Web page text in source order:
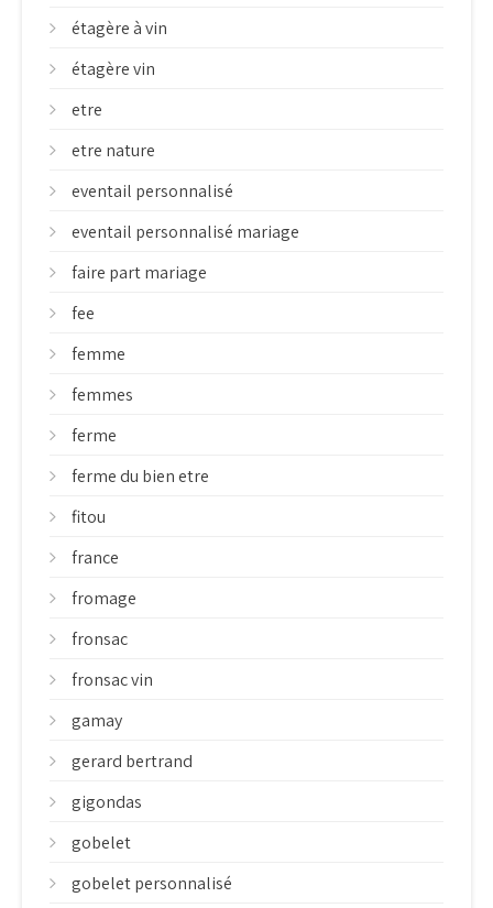
étagère à vin
étagère vin
etre
etre nature
eventail personnalisé
eventail personnalisé mariage
faire part mariage
fee
femme
femmes
ferme
ferme du bien etre
fitou
france
fromage
fronsac
fronsac vin
gamay
gerard bertrand
gigondas
gobelet
gobelet personnalisé